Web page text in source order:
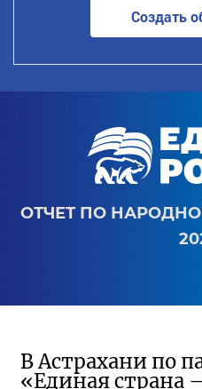
Создать
ОТЧЕТ ПО
В Астрахани по
«Единая страна